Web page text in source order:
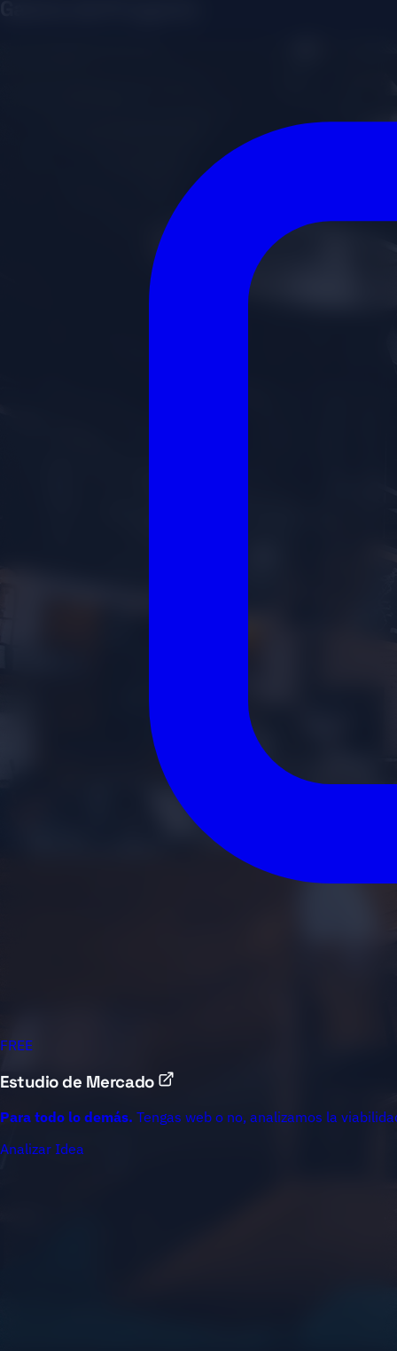
FREE
Estudio de Mercado
Para todo lo demás. Tengas web o no, analizamos la
Analizar Idea